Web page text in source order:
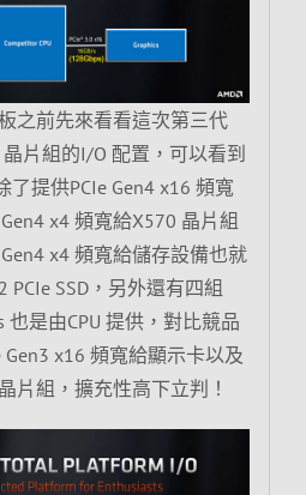
之前先來看看這次第三代
片組的I/O 配置，可以看到
了提供PCIe Gen4 x16 頻寬
x4 頻寬給X570 晶片組
x4 頻寬給儲存設備也就
SSD，另外還有四組
也是由CPU 提供，對比競品
x16 頻寬給顯示卡以及
片組，擴充性高下立判！